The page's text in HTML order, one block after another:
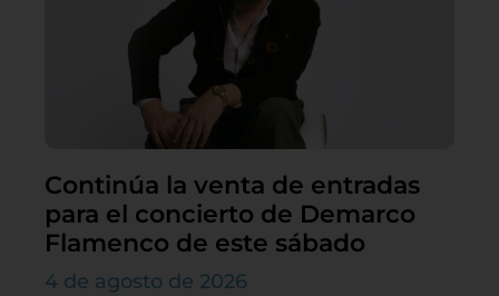
Continúa la venta de entradas
para el concierto de Demarco
Flamenco de este sábado
4 de agosto de 2026